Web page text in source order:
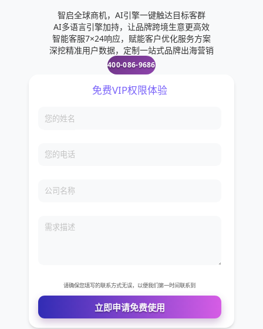
零、门店、线下服务等等）。第三、抖音官方允许带
货、推广第四、市场需求大（挖掘客户隐性需求、冲
动消费）第五、算法推荐客户精准（按用户喜好、地
域、通讯录）第六、视频营销容易成交（集文字、图
片、声音、影像）第七、易转发、易传播（内容有趣
有价值容易收藏转发）第八、成本低、见效快（免费
私域流量池。短视频能够最大化的扩大你原有的商业
以做到一朝天下知，商业化的东西都能扩大无数倍。
趋势。未来没有资源，又不会做投放和短视频的，等
智启全球商机，AI引擎一键触达目标客群
AI多语言引擎加持，让品牌跨境生意更高效
智能客服7×24响应，赋能客户优化服务方案
深挖精准用户数据，定制一站式品牌出海营销
400-086-9686